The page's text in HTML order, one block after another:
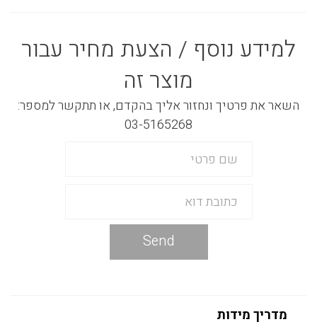
למידע נוסף / הצעת מחיר עבור
מוצר זה
השאר את פרטיך ונחזור אליך בהקדם, או תתקשר למספר:
03-5165268
Send
מדריך מידות